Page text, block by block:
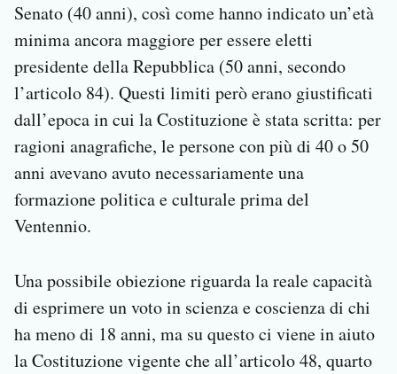
Senato (40 anni), così come hanno indicato un’età
minima ancora maggiore per essere eletti
presidente della Repubblica (50 anni, secondo
l’articolo 84). Questi limiti però erano giustificati
dall’epoca in cui la Costituzione è stata scritta: per
ragioni anagrafiche, le persone con più di 40 o 50
anni avevano avuto necessariamente una
formazione politica e culturale prima del
Ventennio.
Una possibile obiezione riguarda la reale capacità
di esprimere un voto in scienza e coscienza di chi
ha meno di 18 anni, ma su questo ci viene in aiuto
la Costituzione vigente che all’articolo 48, quarto